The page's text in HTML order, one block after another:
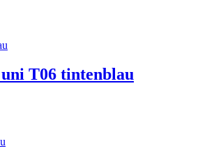
T06 tintenblau